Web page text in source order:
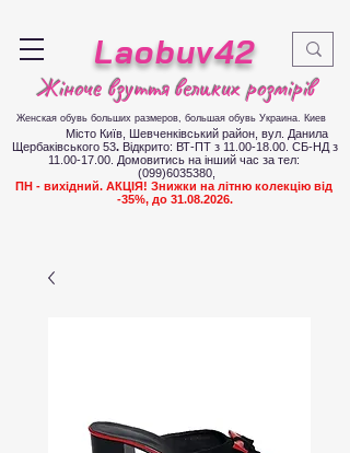
Laobuv42
Жіноче взуття великих розмірів
Женская обувь больших размеров, большая обувь Украина. Киев
Місто Київ, Шевченківський район, вул. Данила
Щербаківського 53. Відкрито: ВТ-ПТ з 11.00-18.00 . СБ-НД з
11.00-17.00. Домовитись на інший час за тел:
(099)6035380
ПН - вихідний. АКЦІЯ! Знижки на літню колекцію від
-35%, до 31.08.2026.